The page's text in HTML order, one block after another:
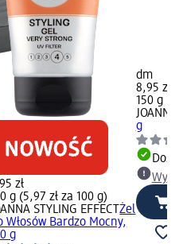
zł
g (5,97 zł za 100 g)
STYLING EFFECTŻel
Włosów Bardzo Mocny,
g
dm
8,95 zł
150 g
JOANNA
g